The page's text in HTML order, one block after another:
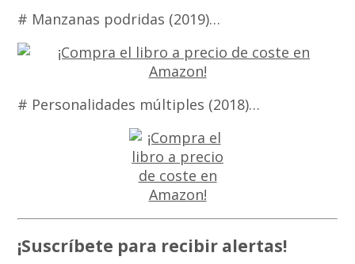
# Manzanas podridas (2019)…
# Personalidades múltiples (2018)…
¡Suscríbete para recibir alertas!